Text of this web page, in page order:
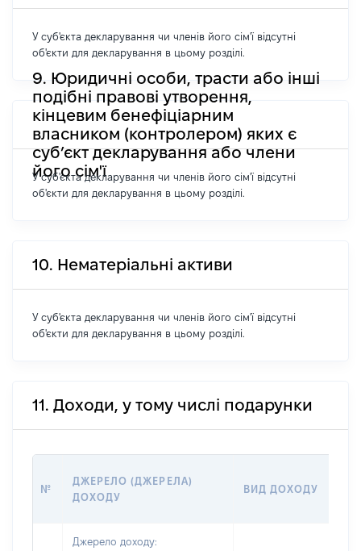
У суб'єкта декларування чи членів його сім'ї відсутні
об'єкти для декларування в цьому розділі.
9. Юридичні особи, трасти або інші
подібні правові утворення,
кінцевим бенефіціарним
власником (контролером) яких є
суб’єкт декларування або члени
його сім'ї
У суб'єкта декларування чи членів його сім'ї відсутні
об'єкти для декларування в цьому розділі.
10. Нематеріальні активи
У суб'єкта декларування чи членів його сім'ї відсутні
об'єкти для декларування в цьому розділі.
11. Доходи, у тому числі подарунки
№
ДЖЕРЕЛО (ДЖЕРЕЛА)
ДОХОДУ
ВИД ДОХОДУ
Джерело доходу: